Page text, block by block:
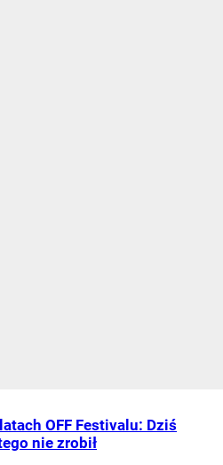
OFF Festivalu: Dziś
nie zrobił